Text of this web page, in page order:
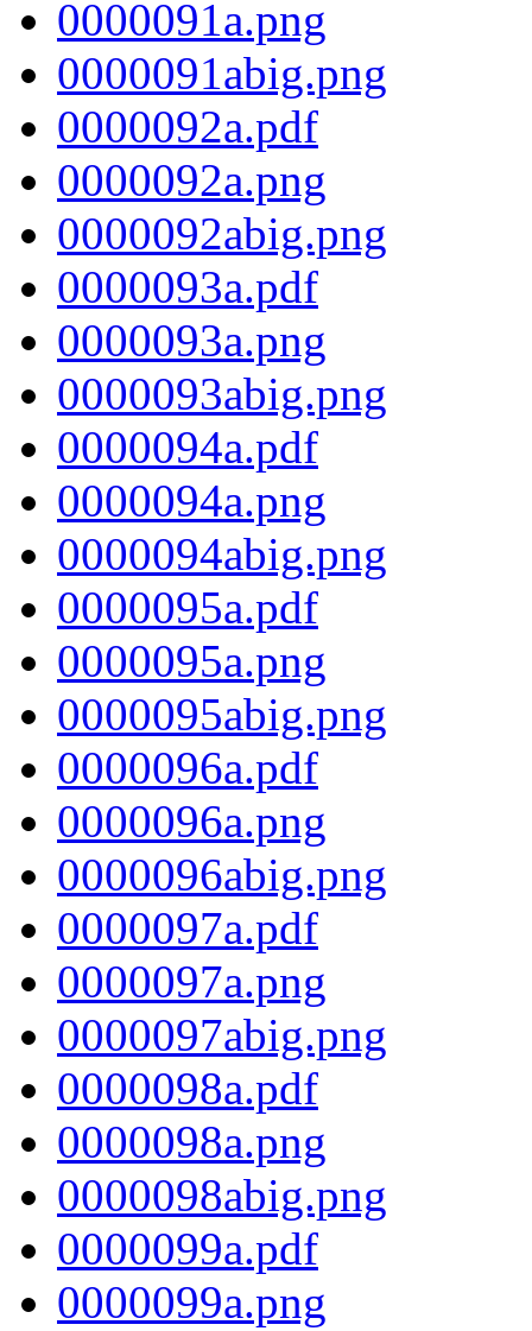
0000091a.png
0000091abig.png
0000092a.pdf
0000092a.png
0000092abig.png
0000093a.pdf
0000093a.png
0000093abig.png
0000094a.pdf
0000094a.png
0000094abig.png
0000095a.pdf
0000095a.png
0000095abig.png
0000096a.pdf
0000096a.png
0000096abig.png
0000097a.pdf
0000097a.png
0000097abig.png
0000098a.pdf
0000098a.png
0000098abig.png
0000099a.pdf
0000099a.png